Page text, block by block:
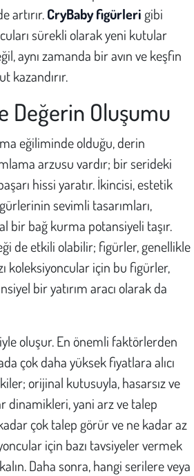
artırır.CryBaby figürleri gibi
sürekli olarak yeni kutular
aynı zamanda bir avın ve keşfin
kazandırır.
Değerin Oluşumu
eğiliminde olduğu, derin
arzusu vardır; bir serideki
hissi yaratır. İkincisi, estetik
sevimli tasarımları,
bir bağ kurma potansiyeli taşır.
de etkili olabilir; figürler, genellikle
koleksiyoncular için bu figürler,
bir yatırım aracı olarak da
oluşur. En önemli faktörlerden
çok daha yüksek fiyatlara alıcı
orijinal kutusuyla, hasarsız ve
dinamikleri, yani arz ve talep
çok talep görür ve ne kadar az
için bazı tavsiyeler vermek
Daha sonra, hangi serilere veya